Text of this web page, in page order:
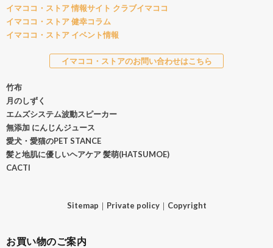
イマココ・ストア 情報サイト クラブイマココ
イマココ・ストア 健幸コラム
イマココ・ストア イベント情報
イマココ・ストアのお問い合わせはこちら
竹布
月のしずく
エムズシステム波動スピーカー
無添加 にんじんジュース
愛犬・愛猫のPET STANCE
髪と地肌に優しいヘアケア 髪萌(HATSUMOE)
CACTI
Sitemap ｜ Private policy｜ Copyright
お買い物のご案内